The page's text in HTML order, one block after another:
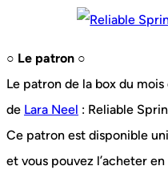
○ Le patron ○
Le patron de la box du
de Lara Neel : Reliable
Ce patron est disponible
et vous pouvez l’acheter